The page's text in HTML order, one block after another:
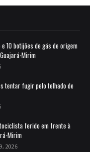
10 botijões de gás de origem
Mirim
tentar fugir pelo telhado de
ferido em frente à
Mirim
2026